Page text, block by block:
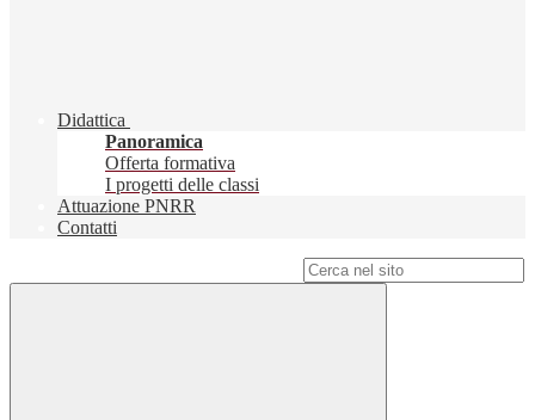
Didattica
Panoramica
Offerta formativa
I progetti delle classi
Attuazione PNRR
Contatti